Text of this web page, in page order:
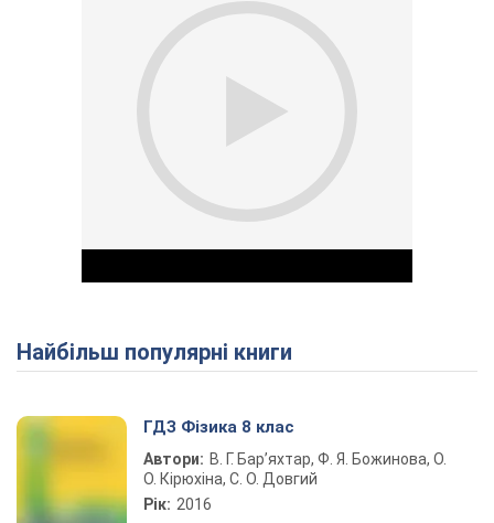
Play Video
Найбільш популярні книги
ГДЗ Фізика 8 клас
Автори: В. Г. Бар’яхтар, Ф. Я. Божинова, О.
О. Кірюхіна, С. О. Довгий
Рік: 2016